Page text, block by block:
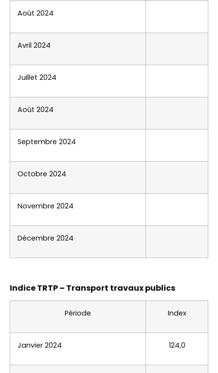
Août 2024
Avril 2024
Juillet 2024
Août 2024
Septembre 2024
Octobre 2024
Novembre 2024
Décembre 2024
Indice TRTP – Transport travaux publics
Période Index
Janvier 2024 124,0